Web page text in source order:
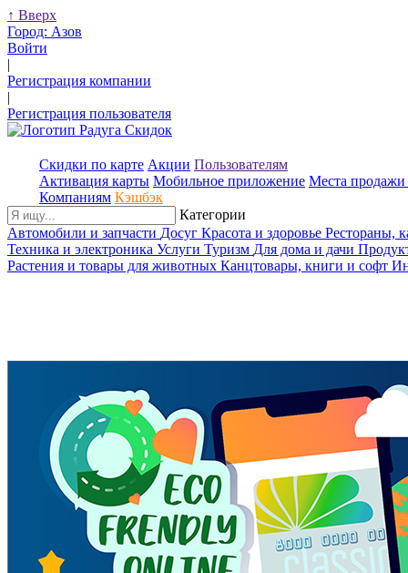
↑ Вверх
Город: Азов
Войти
|
Регистрация компании
|
Регистрация пользователя
Скидки по карте Акции Пользователям
Активация карты Мобильное приложение Места продажи
Компаниям Кэшбэк
Категории
Автомобили и запчасти Досуг Красота и здоровье Рестораны,
Техника и электроника Услуги Туризм Для дома и дачи
Растения и товары для животных Канцтовары, книги и софт